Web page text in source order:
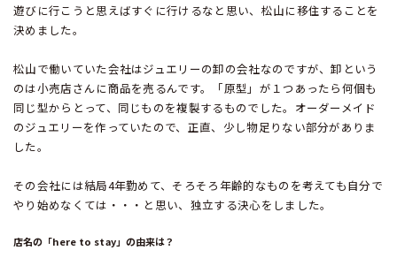
遊びに行こうと思えばすぐに行けるなと思い、松山に移住することを
決めました。
松山で働いていた会社はジュエリーの卸の会社なのですが、卸という
のは小売店さんに商品を売るんです。「原型」が１つあったら何個も
同じ型からとって、同じものを複製するものでした。オーダーメイド
のジュエリーを作っていたので、正直、少し物足りない部分がありま
した。
その会社には結局4年勤めて、そろそろ年齢的なものを考えても自分で
やり始めなくては・・・と思い、独立する決心をしました。
店名の「here to stay」の由来は？